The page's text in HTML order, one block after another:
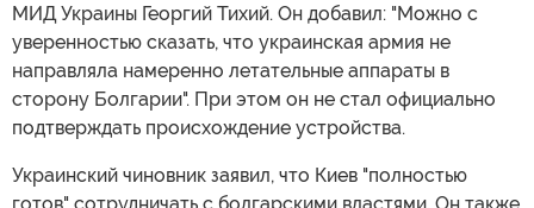
МИД Украины Георгий Тихий. Он добавил: "Можно с
уверенностью сказать, что украинская армия не
направляла намеренно летательные аппараты в
сторону Болгарии". При этом он не стал официально
подтверждать происхождение устройства.
Украинский чиновник заявил, что Киев "полностью